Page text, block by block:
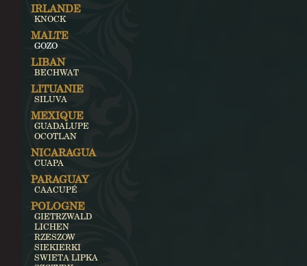
IRLANDE
KNOCK
MALTE
GOZO
LIBAN
BECHWAT
LITUANIE
SILUVA
MEXIQUE
GUADALUPE
OCOTLAN
NICARAGUA
CUAPA
PARAGUAY
CAACUPÉ
POLOGNE
GIETRZWALD
LICHEN
RZESZOW
SIEKIERKI
SWIETA LIPKA